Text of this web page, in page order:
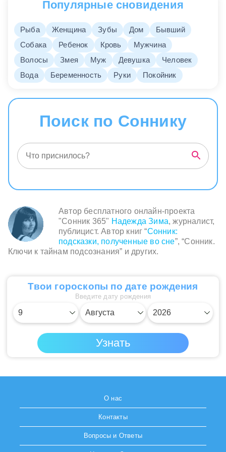
Едет повозка, запряженная белыми лошадьми
Повозка, в которую запряжено четыре лошади
— счастье обернется неприятностью, бедой.
Повозка, в которую запряжен баран
—
возникнет необычная ситуация.
связанное с дальней поездкой.
Ломается колесо в повозке — расставание
супругов.
Повозка переворачивается из-за того, что
ломаются колеса — предвещает разорение,
убытки.
Популярные сновидения
Рыба Женщина Зубы Дом
Бывший
Собака
Ребенок Кровь
Мужчина
Волосы
Змея Муж Девушка
Человек
Вода
Беременность Руки Покойник
Поиск по Соннику
Автор бесплатного онлайн-проекта
"Сонник 365" Надежда Зима, журналист,
публицист. Автор книг “Сонник:
подсказки, полученные во сне”, “Сонник.
Ключи к тайнам подсознания” и других.
Твои гороскопы по дате рождения
Введите дату рождения
О нас
Контакты
Вопросы и Ответы